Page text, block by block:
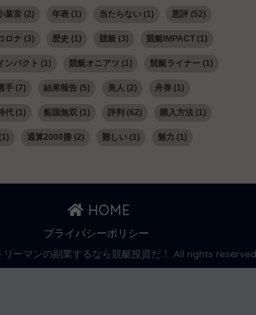
葉音 (2) 年表 (1) 当たらない (1) 悪評 (52)
ロナ (3) 歴史 (1) 競艇 (3) 競艇IMPACT (1)
ンパクト (1) 競艇オニアツ (1) 競艇ライナー (1)
手 (7) 結果報告 (5) 美人 (2) 舟券 (1)
代 (1) 船国無双 (1) 評判 (62) 購入方法 (1)
(1) 通算2000勝 (2) 難しい (1) 魅力 (1)
HOME
プライバシーポリシー
ーマンの副業するなら競艇投資だ！ All rights